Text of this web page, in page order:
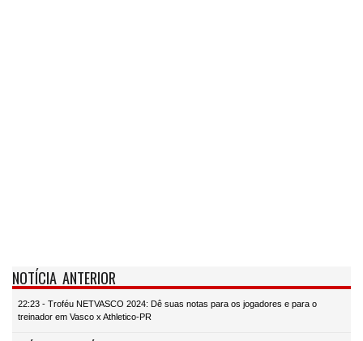
NOTÍCIA ANTERIOR
22:23 - Troféu NETVASCO 2024: Dê suas notas para os jogadores e para o
treinador em Vasco x Athletico-PR